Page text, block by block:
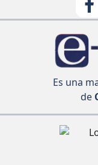
Es una
de